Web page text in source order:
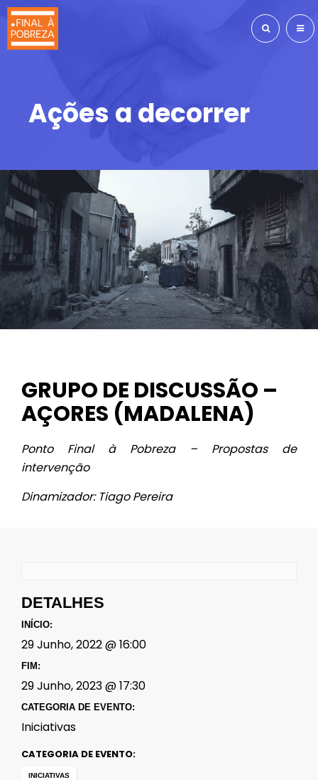
Ações a decorrer
GRUPO DE DISCUSSÃO –
AÇORES (MADALENA)
Ponto Final à Pobreza – Propostas de
intervenção
Dinamizador: Tiago Pereira
DETALHES
INÍCIO:
29 Junho, 2022 @ 16:00
FIM:
29 Junho, 2023 @ 17:30
CATEGORIA DE EVENTO:
Iniciativas
CATEGORIA DE EVENTO:
INICIATIVAS